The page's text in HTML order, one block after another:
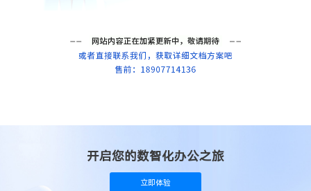
开启您的数智化办公之旅
立即体验